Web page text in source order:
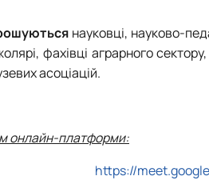
науковці, науково-
фахівці аграрного
асоціацій.
онлайн-платформи:
https://